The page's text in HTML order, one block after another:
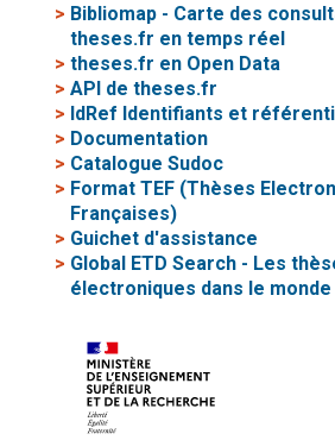
> Bibliomap - Carte des
theses.fr en temps réel
>theses.fr en Open Data
>API de theses.fr
> IdRef Identifiants et
> Documentation
> Catalogue Sudoc
> Format TEF (Thèses
Françaises)
> Guichet d'assistance
> Global ETD Search - Les
électroniques dans le monde